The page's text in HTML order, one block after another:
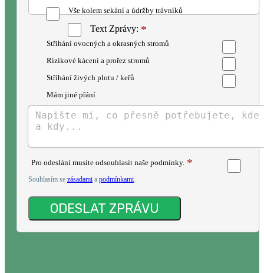
Vše kolem sekání a údržby trávníků
Střihání ovocných a okrasných stromů
Rizikové kácení a prořez stromů
Stříhání živých plotu / keřů
Mám jiné přání
Text Zprávy:
Pro odeslání musite odsouhlasit naše podmínky.
Souhlasím se zásadami a podmínkami.